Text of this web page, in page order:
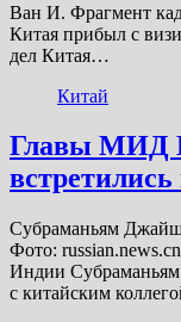
Ван И. Фрагмент
Китая прибыл с
дел Китая…
Китай
Главы МИД
Субраманьям
Фото:
Индии
с китайским